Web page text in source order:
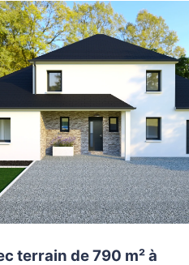
terrain de 790 m² à